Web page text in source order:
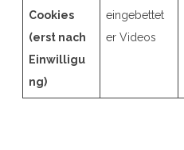
Cookies
(erst nach
Einwilligu
ng)
eingebettet
er Videos